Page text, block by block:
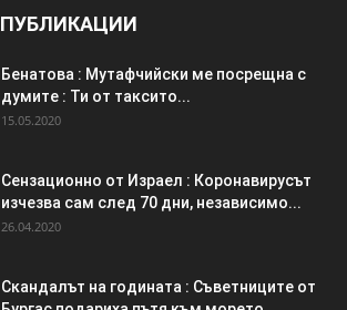
Бенатова : Мутафчийски ме посрещна с
думите : Ти от таксито...
15.05.2020
Сензационно от Израел : Коронавирусът
изчезва сам след 70 дни, независимо...
26.04.2020
Скандалът на годината : Съветниците от